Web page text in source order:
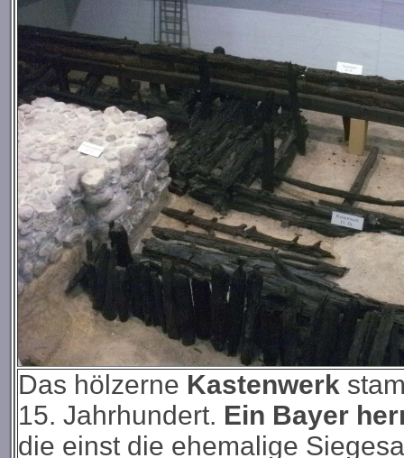
Das hölzerne Kastenwerk
15. Jahrhundert. Ein Bayer
die einst die ehemalige